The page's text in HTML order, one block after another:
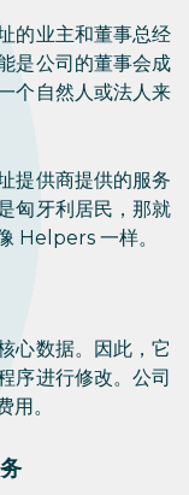
的业主和董事总经
是公司的董事会成
个自然人或法人来
提供商提供的服务
匈牙利居民，那就
Helpers 一样。
心数据。因此，它
序进行修改。公司
。